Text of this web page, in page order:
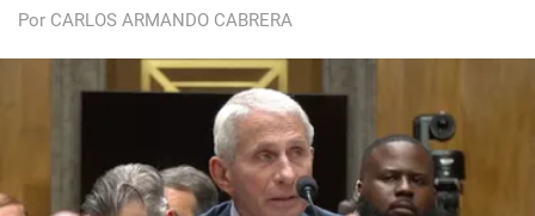
Por CARLOS ARMANDO CABRERA